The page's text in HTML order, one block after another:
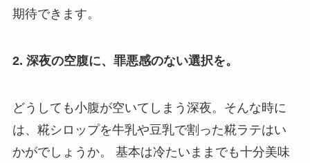
期待できます。
2. 深夜の空腹に、罪悪感のない選択を。
どうしても小腹が空いてしまう深夜。そんな時に
は、糀シロップを牛乳や豆乳で割った糀ラテはい
かがでしょうか。 基本は冷たいままでも十分美味